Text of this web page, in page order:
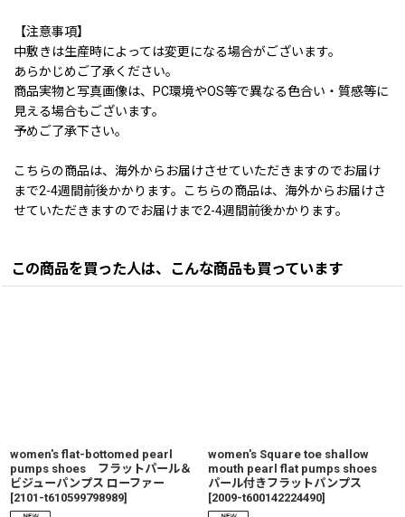
【注意事項】
中敷きは生産時によっては変更になる場合がございます。
あらかじめご了承ください。
商品実物と写真画像は、PC環境やOS等で異なる色合い・質感等に
見える場合もございます。
予めご了承下さい。
こちらの商品は、海外からお届けさせていただきますのでお届け
まで2-4週間前後かかります。こちらの商品は、海外からお届けさ
せていただきますのでお届けまで2-4週間前後かかります。
この商品を買った人は、こんな商品も買っています
women's flat-bottomed pearl
pumps shoes フラットパール＆
ビジューパンプス ローファー
[2101-t610599798989]
women's Square toe shallow
mouth pearl flat pumps shoes
パール付きフラットパンプス
[2009-t600142224490]